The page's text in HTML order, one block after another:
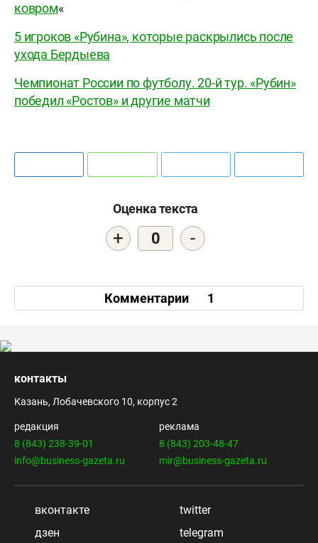
ковром«
5 игроков «Рубина», которые раскрылись после
ухода Бердыева
Чемпионат России по футболу. 20-й тур. «Рубин»
победил «Ростов» и другие матчи
Оценка текста
+ 0 -
Комментарии 1
контакты
Казань, Лобачевского 10, корпус 2
редакция
8 (843) 238-39-01
info@business-gazeta.ru
реклама
8 (843) 203-48-47
mir@business-gazeta.ru
вконтакте
twitter
дзен
telegram